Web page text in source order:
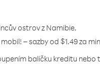
ostrov z Namibie.
– sazby od $1.49 za
balíčku kreditu nebo